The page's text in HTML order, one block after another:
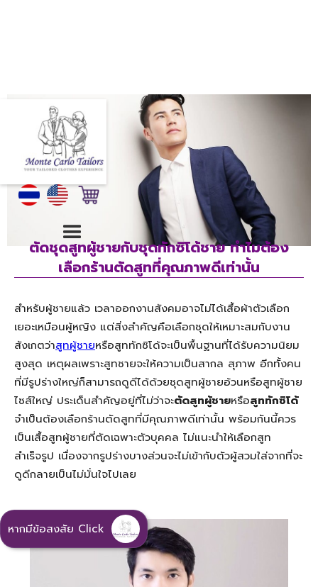
หากมีข้อสงสัย Click
ตัดชุดสูทผู้ชายกับชุดทักซิโด้ชาย ทำไมต้อง
เลือกร้านตัดสูทที่คุณภาพดีเท่านั้น
สำหรับผู้ชายแล้ว เวลาออกงานสังคมอาจไม่ได้เสื้อผ้าตัวเลือก
เยอะเหมือนผู้หญิง แต่สิ่งสำคัญคือเลือกชุดให้เหมาะสมกับงาน
สังเกตว่าสูทผู้ชายหรือสูททักซิโด้จะเป็นพื้นฐานที่ได้รับความนิยม
สูงสุด เหตุผลเพราะสูทชายจะให้ความเป็นสากล สุภาพ อีกทั้งคน
ที่มีรูปร่างใหญ่ก็สามารถดูดีได้ด้วยชุดสูทผู้ชายอ้วนหรือสูทผู้ชาย
ไซส์ใหญ่ ประเด็นสำคัญอยู่ที่ไม่ว่าจะตัดสูทผู้ชายหรือสูททักซิโด้
จำเป็นต้องเลือกร้านตัดสูทที่มีคุณภาพดีเท่านั้น พร้อมกันนี้ควร
เป็นเสื้อสูทผู้ชายที่ตัดเฉพาะตัวบุคคล ไม่แนะนำให้เลือกสูท
สำเร็จรูป เนื่องจากรูปร่างบางส่วนจะไม่เข้ากับตัวผู้สวมใส่จากที่จะ
ดูดีกลายเป็นไม่มั่นใจไปเลย